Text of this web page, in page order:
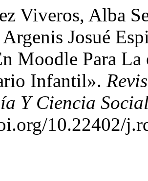
Viveros, Alba
Josué
Moodle Para La
Infantil».
Y Ciencia
10.22402/